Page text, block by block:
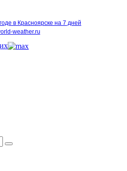
в Красноярске на 7 дней
weather.ru